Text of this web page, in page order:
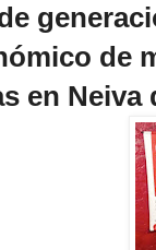
de
en Neiva